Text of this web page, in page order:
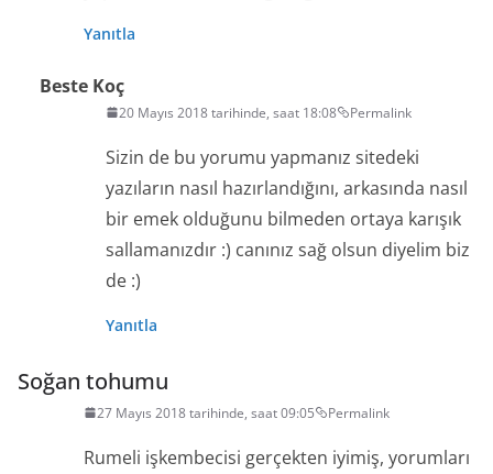
Yanıtla
Beste Koç
20 Mayıs 2018 tarihinde, saat 18:08 Permalink
Sizin de bu yorumu yapmanız sitedeki
yazıların nasıl hazırlandığını, arkasında nasıl
bir emek olduğunu bilmeden ortaya karışık
sallamanızdır :) canınız sağ olsun diyelim biz
de :)
Yanıtla
Soğan tohumu
27 Mayıs 2018 tarihinde, saat 09:05 Permalink
Rumeli işkembecisi gerçekten iyimiş, yorumları